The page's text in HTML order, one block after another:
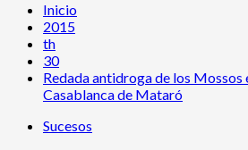
Inicio
2015
th
30
Redada antidroga de los Mossos
Casablanca de Mataró
Sucesos